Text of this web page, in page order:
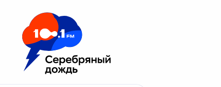
Москва 100.1 FM